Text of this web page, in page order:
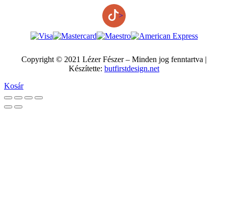
>
Copyright © 2021 Lézer Fészer – Minden jog fenntartva |
Készítette: butfirstdesign.net
Kosár